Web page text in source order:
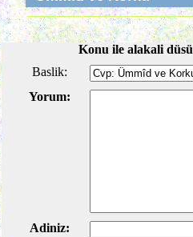
Konu ile alakali
Baslik:
Yorum:
Adiniz: